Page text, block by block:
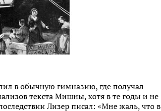
в обычную гимназию, где получал
текста Мишны, хотя в те годы и не
Лизер писал: «Мне жаль, что в